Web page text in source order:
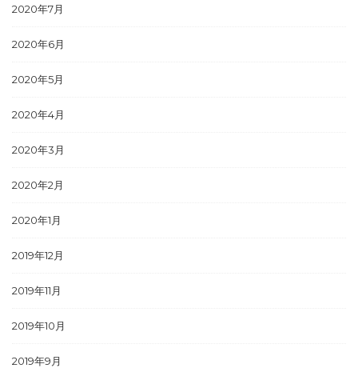
2020年7月
2020年6月
2020年5月
2020年4月
2020年3月
2020年2月
2020年1月
2019年12月
2019年11月
2019年10月
2019年9月